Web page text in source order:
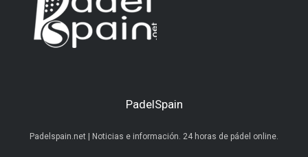
PadelSpain
Padelspain.net | Noticias e información. 24 horas de pádel online.